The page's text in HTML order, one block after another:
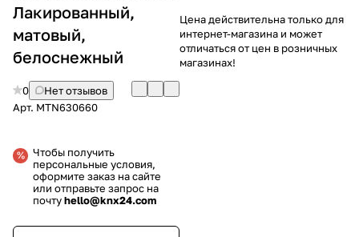
Лакированный,
матовый,
белоснежный
0
Нет отзывов
Арт. MTN630660
Чтобы получить
персональные условия,
оформите заказ на сайте
или отправьте запрос на
почтуhello@knx24.com
Цена действительна только для
интернет-магазина и может
отличаться от цен в розничных
магазинах!